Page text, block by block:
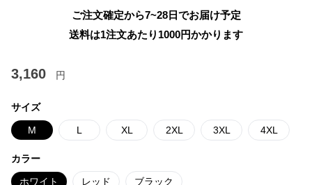
ご注文確定から7~28日でお届け予定
送料は1注文あたり 1000円かかります
3,160 円
サイズ
M L XL 2XL 3XL 4XL
カラー
ホワイト レッド ブラック